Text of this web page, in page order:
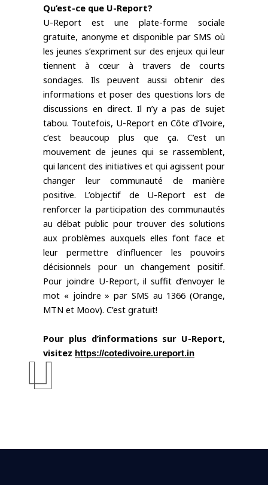
Qu’est-ce que U-Report?
U-Report est une plate-forme sociale
gratuite, anonyme et disponible par SMS où
les jeunes s’expriment sur des enjeux qui leur
tiennent à cœur à travers de courts
sondages. Ils peuvent aussi obtenir des
informations et poser des questions lors de
discussions en direct. Il n’y a pas de sujet
tabou. Toutefois, U-Report en Côte d’Ivoire,
c’est beaucoup plus que ça. C’est un
mouvement de jeunes qui se rassemblent,
qui lancent des initiatives et qui agissent pour
changer leur communauté de manière
positive. L’objectif de U-Report est de
renforcer la participation des communautés
au débat public pour trouver des solutions
aux problèmes auxquels elles font face et
leur permettre d'influencer les pouvoirs
Pour joindre U-Report, il suffit d’envoyer le
mot « joindre » par SMS au 1366 (Orange,
MTN et Moov). C’est gratuit!
Pour plus d’informations sur U-Report,
visitez https://cotedivoire.ureport.in